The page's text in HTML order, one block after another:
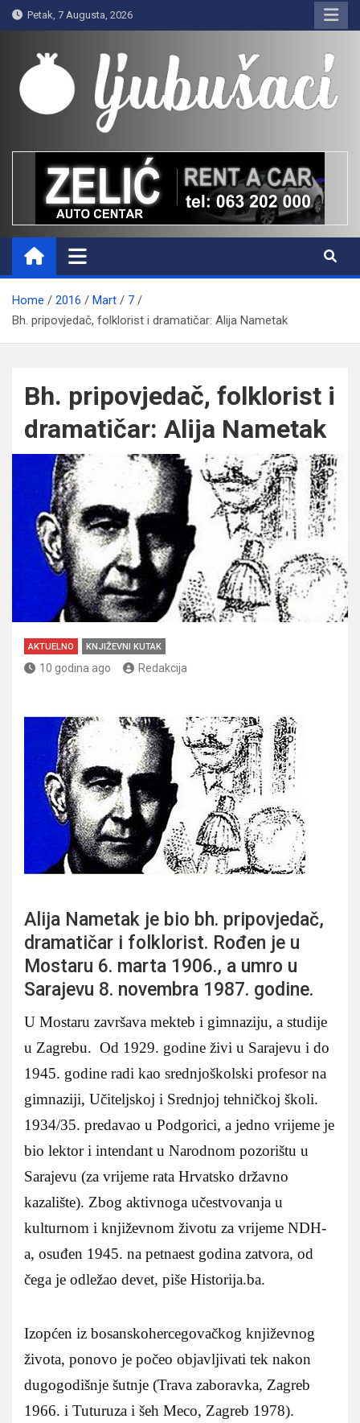
Skip
to
content
Petak, 7 Augusta, 2026
Ljubušaci
Svom voljenom gradu
Home 2016 Mart
7
Bh. pripovjedač, folklorist i dramatičar: Alija Nametak
Bh. pripovjedač, folklorist i
dramatičar: Alija Nametak
AKTUELNO KNJIŽEVNI KUTAK
10 godina ago Redakcija
Alija Nametak je bio bh. pripovjedač,
dramatičar i folklorist. Rođen je u
Mostaru 6. marta 1906., a umro u
Sarajevu 8. novembra 1987. godine.
U Mostaru završava mekteb i gimnaziju, a studije
u Zagrebu. Od 1929. godine živi u Sarajevu i do
1945. godine radi kao srednjoškolski profesor na
gimnaziji, Učiteljskoj i Srednjoj tehničkoj školi.
1934/35. predavao u Podgorici, a jedno vrijeme je
bio lektor i intendant u Narodnom pozorištu u
Sarajevu (za vrijeme rata Hrvatsko državno
kazalište). Zbog aktivnoga učestvovanja u
kulturnom i književnom životu za vrijeme NDH-
a, osuđen 1945. na petnaest godina zatvora, od
čega je odležao devet, piše Historija.ba.
Izopćen iz bosanskohercegovačkog književnog
života, ponovo je počeo objavljivati tek nakon
dugogodišnje šutnje (Trava zaboravka, Zagreb
1966. i Tuturuza i šeh Meco, Zagreb 1978).